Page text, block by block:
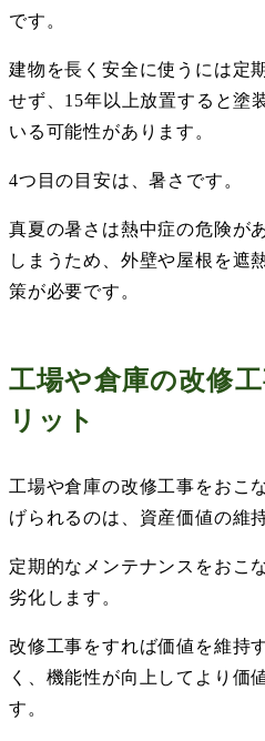
です。
建物を長く安全に使うには定
せず、 15年以上放置すると塗
いる可能性があります。
4つ目の目安は、暑さです。
真夏の暑さは熱中症の危険が
しまうため、外壁や屋根を遮
策が必要です。
工場や倉庫の改修
リット
工場や倉庫の改修工事をおこ
げられるのは、資産価値の維
定期的なメンテナンスをおこ
劣化します。
改修工事をすれば価値を維持
く、機能性が向上してより価
す。